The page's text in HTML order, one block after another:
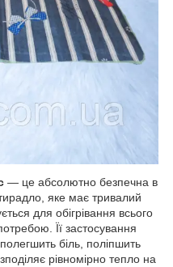
— це абсолютно безпечна в
яке має тривалий
для обігрівання всього
Її застосування
біль, поліпшить
рівномірно тепло на